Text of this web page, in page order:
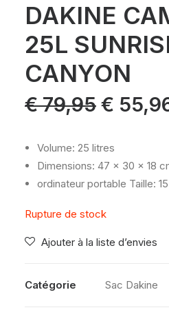
DAKINE
25L
CANYON
€79,95 Le
prix
initial
€ 79,95.
€
Volume: 25 litres
Dimensions: 47 x 30 x 18
ordinateur portable Taille:
Rupture de stock
Ajouter à la liste d’envies
Catégorie Sac Dakine